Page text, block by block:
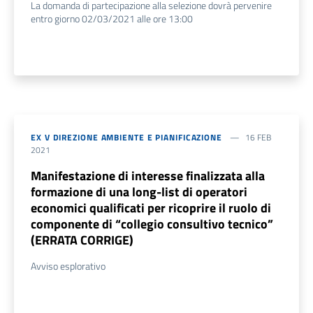
La domanda di partecipazione alla selezione dovrà pervenire
entro giorno 02/03/2021 alle ore 13:00
EX V DIREZIONE AMBIENTE E PIANIFICAZIONE
16 FEB
2021
Manifestazione di interesse finalizzata alla
formazione di una long-list di operatori
economici qualificati per ricoprire il ruolo di
componente di “collegio consultivo tecnico”
(ERRATA CORRIGE)
Avviso esplorativo